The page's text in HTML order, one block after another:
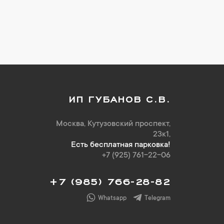
ИП ГУБАНОВ С.В.
Москва, Кутузовский проспект,
23к1,
Есть бесплатная парковка!
+7 (925) 761-22-06
+7 (985) 766-28-82
Whatsapp Telegram